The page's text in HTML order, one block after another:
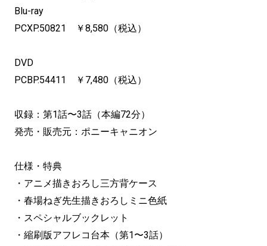
Blu-ray
PCXP.50821 ￥8,580（税込）
DVD
PCBP.54411 ￥7,480（税込）
収録：第1話〜3話（本編72分）
発売・販売元：ポニーキャニオン
仕様・特典
・アニメ描きおろし三方背ケース
・春場ねぎ先生描きおろしミニ色紙
・スペシャルブックレット
・縮刷版アフレコ台本（第1〜3話）